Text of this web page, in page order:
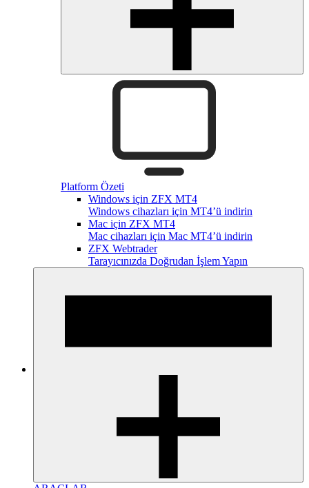
Platform Özeti
Windows için ZFX MT4
Windows cihazları için MT4’ü indirin
Mac için ZFX MT4
Mac cihazları için Mac MT4’ü indirin
ZFX Webtrader
Tarayıcınızda Doğrudan İşlem Yapın